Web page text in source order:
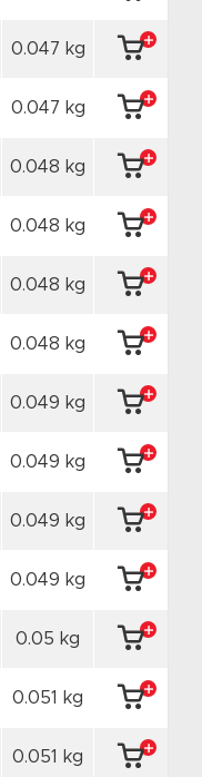
0.047 kg
0.047 kg
0.048 kg
0.048 kg
0.048 kg
0.048 kg
0.049 kg
0.049 kg
0.049 kg
0.049 kg
0.05 kg
0.051 kg
0.051 kg